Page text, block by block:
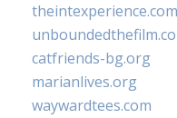
theintexperience.com
catfriends-bg.org
marianlives.org
waywardtees.com